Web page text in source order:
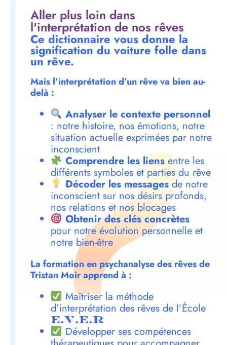
Aller plus loin dans
l'interprétation de nos rêves
Ce dictionnaire vous donne la
signification du voiture folle dans
un rêve.
Mais l’interprétation d’un rêve va bien au-
delà :
Analyser le contexte personnel
: notre histoire, nos émotions, notre
situation actuelle exprimées par notre
inconscient
Comprendre les liensentre les
différents symboles et parties du rêve
Décoder les messagesde notre
inconscient sur nos désirs profonds,
nos relations et nos blocages
Obtenir des clés concrètes
pour notre évolution personnelle et
notre bien-être
La formation en psychanalyse des rêves de
Tristan Moir apprend à :
Maîtriser la méthode
d’interprétation des rêves de l’École
E.V.E.R
Développer ses compétences